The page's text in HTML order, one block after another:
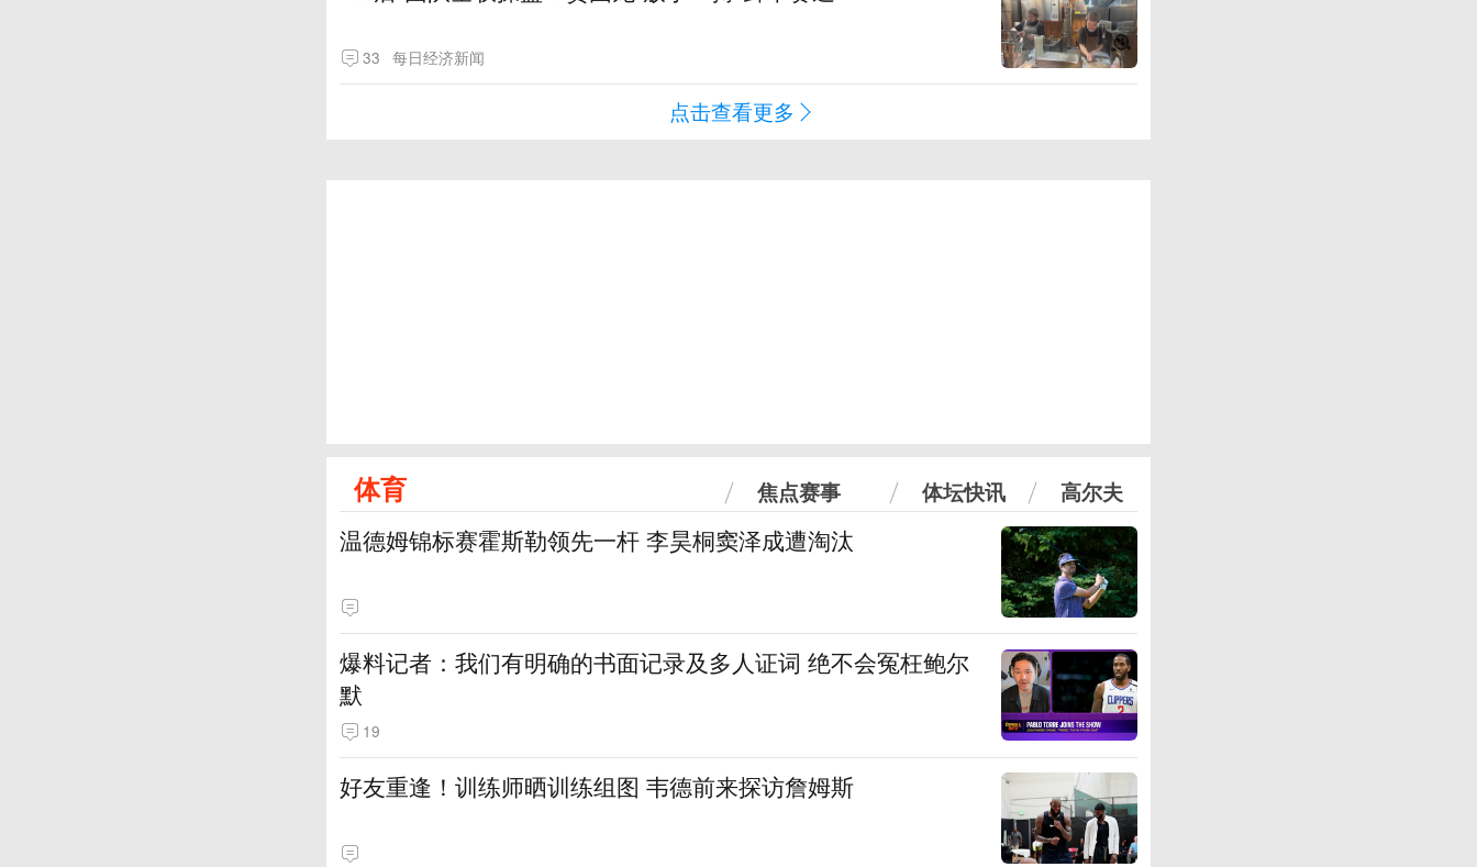
33 每日经济新闻
点击查看更多
体育 焦点赛事 体坛快讯 高尔夫
温德姆锦标赛霍斯勒领先一杆 李昊桐窦泽成遭淘汰
爆料记者：我们有明确的书面记录及多人证词 绝不会冤枉鲍尔
默
19
好友重逢！训练师晒训练组图 韦德前来探访詹姆斯